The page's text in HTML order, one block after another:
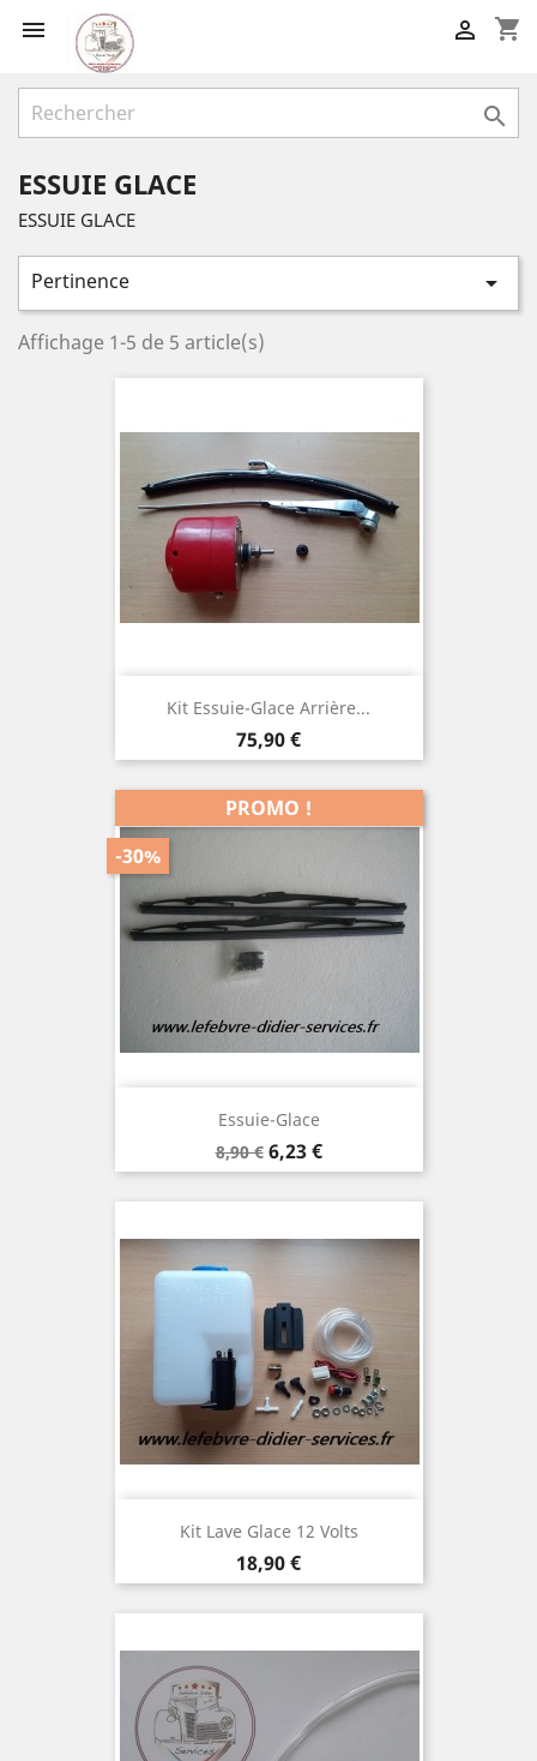
 shopping_cart


ESSUIE GLACE
ESSUIE GLACE
Pertinence 
Affichage 1-5 de 5 article(s)
Kit Essuie-Glace Arrière...
Prix
75,90 €
Essuie-Glace
Prix
de
base
8,90 €
-30%
Prix
6,23 €
PROMO !
Kit Lave Glace 12 Volts
Prix
18,90 €